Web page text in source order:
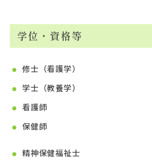
学位・資格等
修士（看護学）
学士（教養学）
看護師
保健師
精神保健福祉士